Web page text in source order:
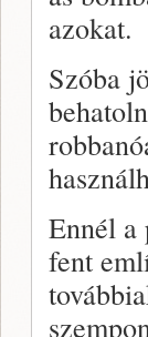
azokat.
Szóba
Ennél a
fent